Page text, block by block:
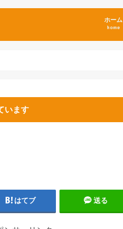
ホーム
home
います
はてブ 送る